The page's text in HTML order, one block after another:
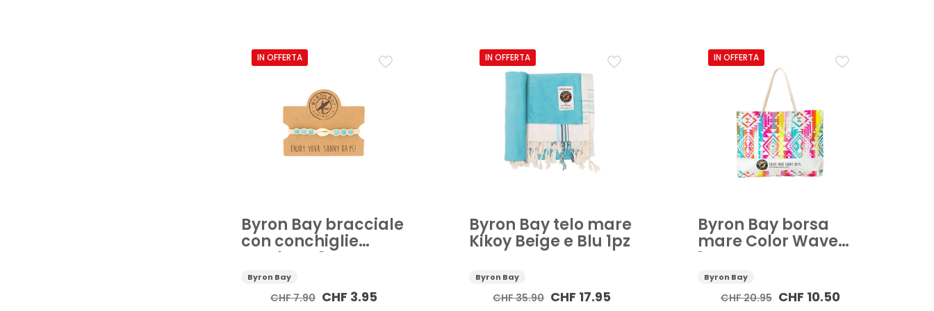
Vedi di più
Applicare
IN OFFERTA
Byron Bay bracciale
con conchiglie
Turchese 1pz
Byron Bay
CHF7.90 Il
CHF 3.95Il
IN OFFERTA
Byron Bay telo mare
Kikoy Beige e Blu 1pz
Byron Bay
CHF35.90 Il
CHF 17.95
IN OFFERTA
Byron Bay borsa
mare Color Wave
1pz
Byron Bay
CHF20.95 Il
CHF 10.50Il